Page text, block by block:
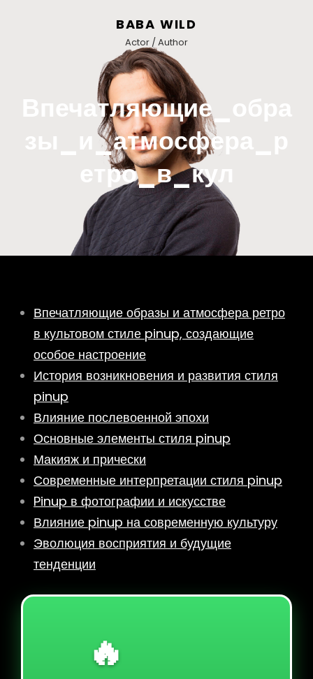
BABA WILD
Actor / Author
Впечатляющие_обра
зы_и_атмосфера_р
етро_в_кул
Впечатляющие образы и атмосфера ретро
в культовом стиле pinup, создающие
особое настроение
История возникновения и развития стиля
pinup
Влияние послевоенной эпохи
Основные элементы стиля pinup
Макияж и прически
Современные интерпретации стиля pinup
Pinup в фотографии и искусстве
Влияние pinup на современную культуру
Эволюция восприятия и будущие
тенденции
🔥